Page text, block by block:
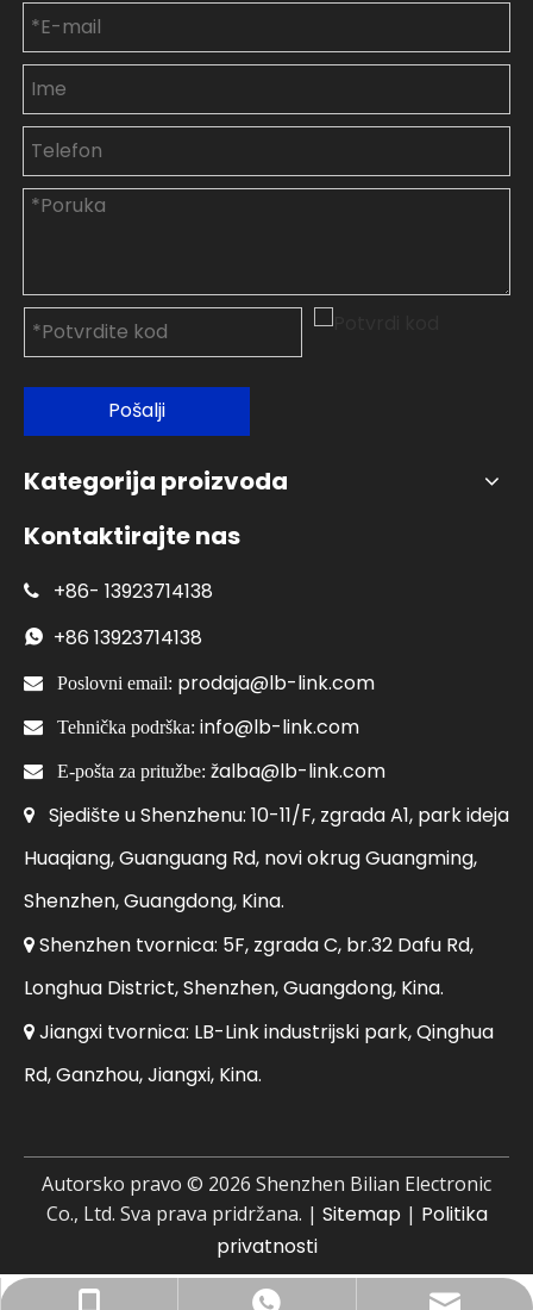
Pošalji
Kategorija proizvoda
Kontaktirajte nas
 +86- 13923714138
 +86 13923714138
 Poslovni email: prodaja@lb-link.com
 Tehnička podrška: info@lb-link.com
 E-pošta za pritužbe: žalba@lb-link.com
 Sjedište u Shenzhenu: 10-11/F, zgrada A1, park ideja
Huaqiang, Guanguang Rd, novi okrug Guangming,
Shenzhen, Guangdong, Kina.
 Shenzhen tvornica: 5F, zgrada C, br.32 Dafu Rd,
Longhua District, Shenzhen, Guangdong, Kina.
 Jiangxi tvornica: LB-Link industrijski park, Qinghua
Rd, Ganzhou, Jiangxi, Kina.
Autorsko pravo © 2026 Shenzhen Bilian Electronic
Co., Ltd. Sva prava pridržana. | Sitemap| Politika
privatnosti